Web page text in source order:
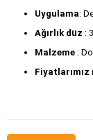
Uygulama:
Ağırlık düz :
Malzeme :